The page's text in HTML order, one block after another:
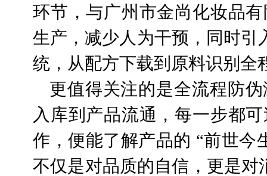
环节，与广州市金尚化妆品
生产，减少人为干预，同时引
统，从配方下载到原料识别全
更值得关注的是全流程防
入库到产品流通，每一步都
作，便能了解产品的 “前世今
不仅是对品质的自信，更是